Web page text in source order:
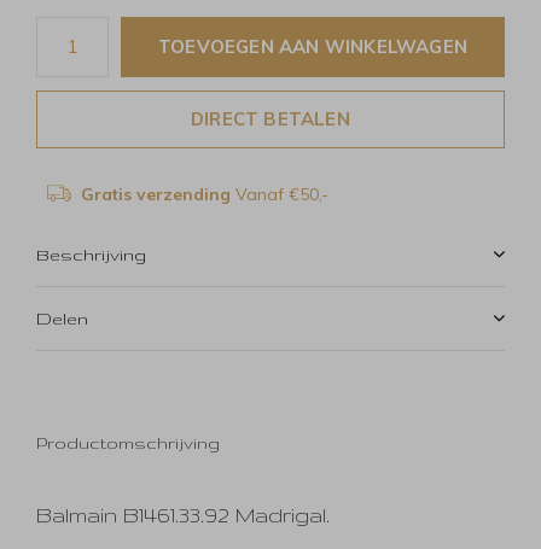
TOEVOEGEN AAN WINKELWAGEN
DIRECT BETALEN
Gratis verzending Vanaf €50,-
Beschrijving
Delen
Productomschrijving
Balmain B1461.33.92 Madrigal.